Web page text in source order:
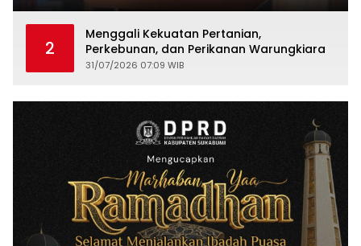
2
Menggali Kekuatan Pertanian,
Perkebunan, dan Perikanan Warungkiara
31/07/2026 07:09 WIB